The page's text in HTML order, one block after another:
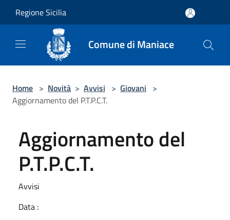
Regione Sicilia
Comune di Maniace
Home > Novità > Avvisi > Giovani >
Aggiornamento del P.T.P.C.T.
Aggiornamento del
P.T.P.C.T.
Avvisi
Data :